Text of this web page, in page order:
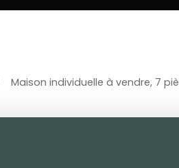
Maison individuelle à vendre, 7